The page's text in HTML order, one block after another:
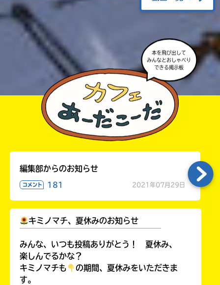
みんなとおしゃべり
できる掲示板
編集部からのお知らせ
コメント 181 2021年07月29日
キミノマチ、夏休みのお知らせ
みんな、いつも投稿ありがとう！ 夏休み、
楽しんでるかな？
キミノマチも
の期間、夏休みをいただきま
す。